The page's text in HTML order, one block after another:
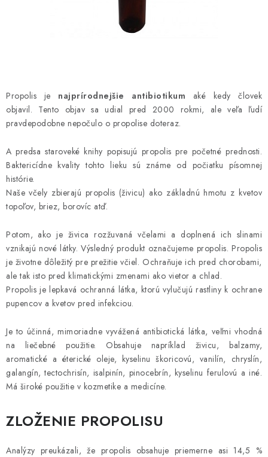
MEDOVÉ DARČEKOVÉ SETY
DOPLNKY KU VČELÍM PRODUKTOM
MEDOVÉ CUKROVINKY
SLUŽBY VČELÁRA
DARČEKOVÝ POUKAZ
LITERATÚRA - KNIHY
AKCIE A ZĽAVY
NOVINKY
ČOKOLÁDA
VÝŽIVOVÉ DOPLNKY
Kontakty
Doprava a platba
Najčastejšie otázky FAQ
Fotogaléria
Obchodné podmienky
Propolis je najprírodnejšie antibiotikum aké kedy človek
objavil. Tento objav sa udial pred 2000 rokmi, ale veľa ľudí
pravdepodobne nepočulo o propolise doteraz.
A predsa staroveké knihy popisujú propolis pre početné prednosti.
Baktericídne kvality tohto lieku sú známe od počiatku písomnej
histórie.
Naše včely zbierajú propolis (živicu) ako základnú hmotu z kvetov
topoľov, briez, borovíc atď.
Potom, ako je živica rozžuvaná včelami a doplnená ich slinami
vznikajú nové látky. Výsledný produkt označujeme propolis. Propolis
je životne dôležitý pre prežitie včiel. Ochraňuje ich pred chorobami,
ale tak isto pred klimatickými zmenami ako vietor a chlad.
Propolis je lepkavá ochranná látka, ktorú vylučujú rastliny k ochrane
pupencov a kvetov pred infekciou.
Je to účinná, mimoriadne vyvážená antibiotická látka, veľmi vhodná
na liečebné použitie. Obsahuje napríklad živicu, balzamy,
aromatické a éterické oleje, kyselinu škoricovú, vanilín, chryslín,
galangín, tectochrisín, isalpinín, pinocebrín, kyselinu ferulovú a iné.
Má široké použitie v kozmetike a medicíne.
ZLOŽENIE PROPOLISU
Analýzy preukázali, že propolis obsahuje priemerne asi 14,5 %